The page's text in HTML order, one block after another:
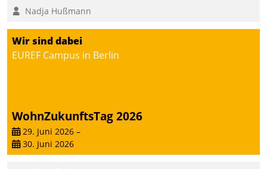
Nadja Hußmann
Wir sind dabei
EUREF Campus in Berlin
WohnZukunftsTag 2026
29. Juni 2026 –
30. Juni 2026